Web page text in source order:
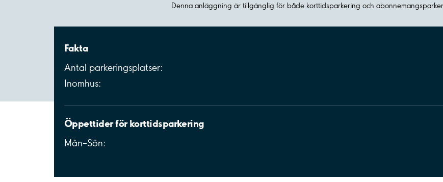
Denna anläggning är tillgänglig för både korttidsparkering och
Fakta
Antal parkeringsplatser:
Inomhus:
Öppettider för korttidsparkering
Mån–Sön: